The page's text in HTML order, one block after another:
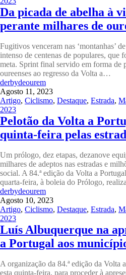
Da picada de abelha à
perante milhares de
Fugitivos venceram nas ‘montanhas’
intenso de centenas de populares, que
meta. Sprint final servido em forma de
oureenses ao regresso da Volta a…
derbydeourem
Agosto 11, 2023
Artigo, Ciclismo, Destaque, Estrada,
2023
Pelotão da Volta a
quinta-feira pelas
Um prólogo, dez etapas, dezanove
milhares de adeptos nas estradas e
social. A 84.ª edição da Volta a
quarta-feira, à boleia do Prólogo,
derbydeourem
Agosto 10, 2023
Artigo, Ciclismo, Destaque, Estrada,
2023
Luís Albuquerque na
a Portugal aos
A organização da 84.ª edição da Volta
esta quinta-feira, para proceder à